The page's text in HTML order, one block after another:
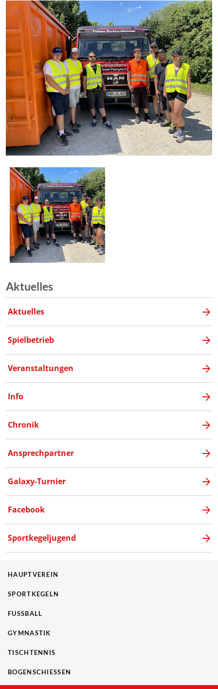
Aktuelles
Aktuelles
Spielbetrieb
Veranstaltungen
Info
Chronik
Ansprechpartner
Galaxy-Turnier
Facebook
Sportkegeljugend
HAUPTVEREIN
SPORTKEGELN
FUSSBALL
GYMNASTIK
TISCHTENNIS
BOGENSCHIESSEN